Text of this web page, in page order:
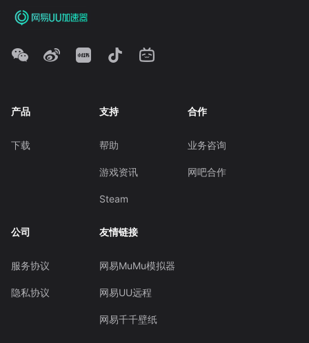
产品
下载
支持
帮助
游戏资讯
Steam
合作
业务咨询
网吧合作
公司
服务协议
隐私协议
友情链接
网易MuMu模拟器
网易UU远程
网易千千壁纸